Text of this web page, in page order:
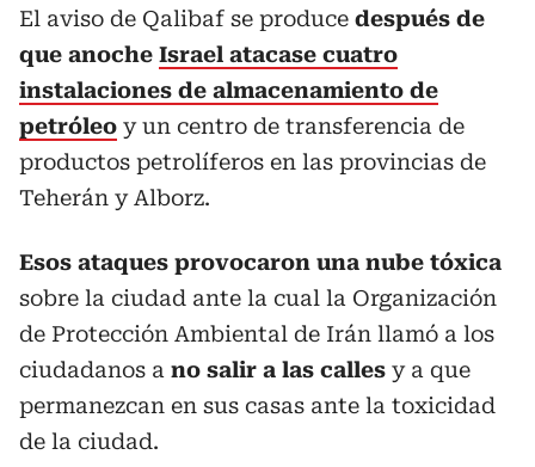
El aviso de Qalibaf se produce después de
que anoche Israel atacase cuatro
instalaciones de almacenamiento de
petróleo y un centro de transferencia de
productos petrolíferos en las provincias de
Teherán y Alborz.
Esos ataques provocaron una nube tóxica
sobre la ciudad ante la cual la Organización
de Protección Ambiental de Irán llamó a los
ciudadanos a no salir a las calles y a que
permanezcan en sus casas ante la toxicidad
de la ciudad.